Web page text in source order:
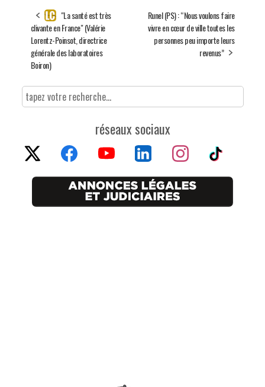
"La santé est très
clivante en France" (Valérie
Lorentz-Poinsot, directrice
générale des laboratoires
Boiron)
Runel (PS) : “Nous voulons faire
vivre en cœur de ville toutes les
personnes peu importe leurs
revenus”
réseaux sociaux